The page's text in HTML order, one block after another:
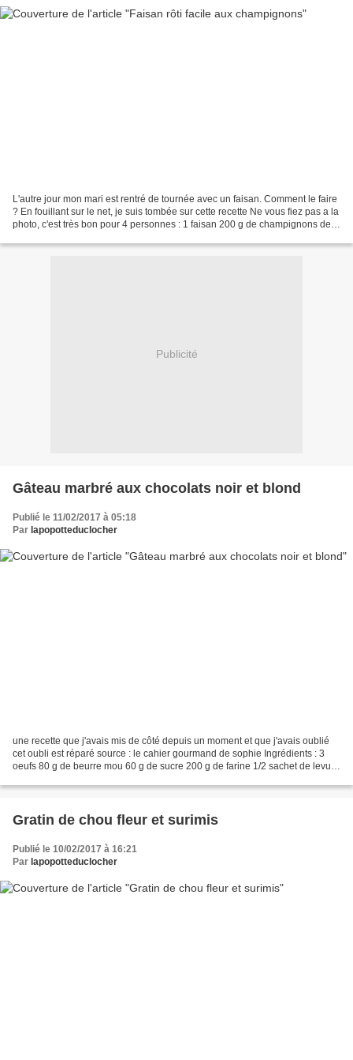
L'autre jour mon mari est rentré de tournée avec un faisan. Comment le faire
? En fouillant sur le net, je suis tombée sur cette recette Ne vous fiez pas a la
photo, c'est très bon pour 4 personnes : 1 faisan 200 g de champignons de
Publicité
Gâteau marbré aux chocolats noir et blond
Publié le 11/02/2017 à 05:18
Par lapopotteduclocher
une recette que j'avais mis de côté depuis un moment et que j'avais oublié
cet oubli est réparé source : le cahier gourmand de sophie Ingrédients : 3
oeufs 80 g de beurre mou 60 g de sucre 200 g de farine 1/2 sachet de levure
Gratin de chou fleur et surimis
Publié le 10/02/2017 à 16:21
Par lapopotteduclocher